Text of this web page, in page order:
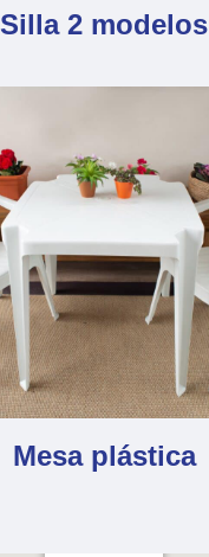
Silla 2 modelos
Mesa plástica